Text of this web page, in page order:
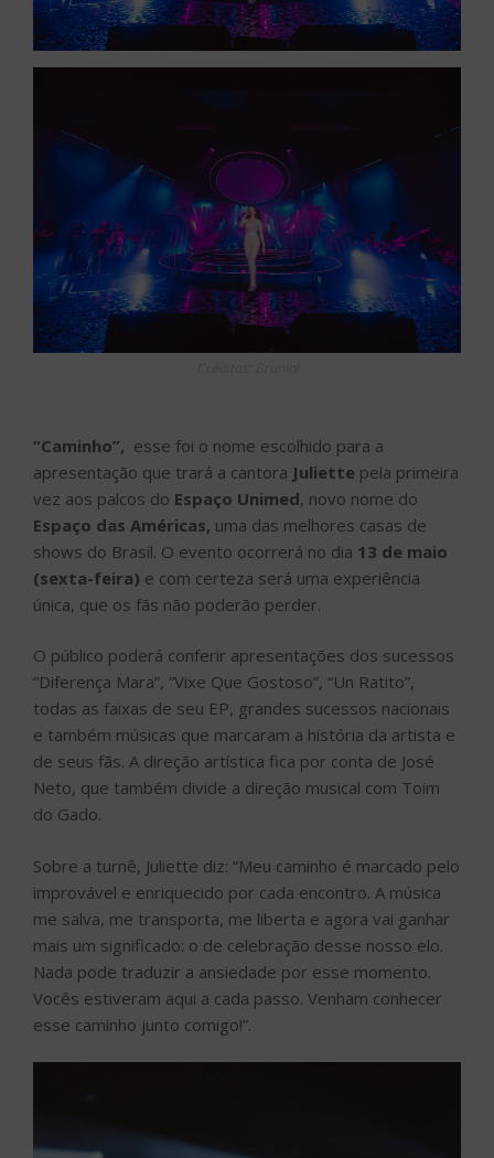
“Caminho”, esse foi o nome escolhido para a
apresentação que trará a cantora Juliette pela primeira
vez aos palcos do Espaço Unimed, novo nome do
Espaço das Américas, uma das melhores casas de
shows do Brasil. O evento ocorrerá no dia 13 de maio
(sexta-feira) e com certeza será uma experiência
única, que os fãs não poderão perder.
O público poderá conferir apresentações dos sucessos
“Diferença Mara”, “Vixe Que Gostoso”, “Un Ratito”,
todas as faixas de seu EP, grandes sucessos nacionais
e também músicas que marcaram a história da artista e
de seus fãs. A direção artística fica por conta de José
Neto, que também divide a direção musical com Toim
do Gado.
Sobre a turnê, Juliette diz: “Meu caminho é marcado pelo
improvável e enriquecido por cada encontro. A música
me salva, me transporta, me liberta e agora vai ganhar
mais um significado: o de celebração desse nosso elo.
Nada pode traduzir a ansiedade por esse momento.
Vocês estiveram aqui a cada passo. Venham conhecer
esse caminho junto comigo!”.